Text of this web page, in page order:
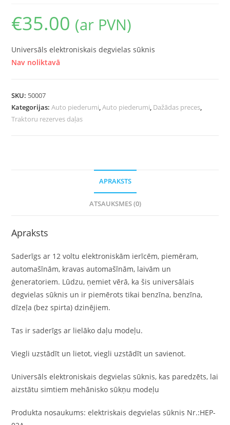
€35.00 (ar PVN)
Universāls elektroniskais degvielas sūknis
Nav noliktavā
SKU: 50007
Kategorijas:Auto piederumi,Auto piederumi, Dažādas preces,
Traktoru rezerves daļas
APRAKSTS
ATSAUKSMES (0)
Apraksts
Saderīgs ar 12 voltu elektroniskām ierīcēm, piemēram,
automašīnām, kravas automašīnām, laivām un
ģeneratoriem. Lūdzu, ņemiet vērā, ka šis universālais
degvielas sūknis un ir piemērots tikai benzīna, benzīna,
dīzeļa (bez spirta) dzinējiem.
Tas ir saderīgs ar lielāko daļu modeļu.
Viegli uzstādīt un lietot, viegli uzstādīt un savienot.
Universāls elektroniskais degvielas sūknis, kas paredzēts, lai
aizstātu simtiem mehānisko sūkņu modeļu
Produkta nosaukums: elektriskais degvielas sūknis Nr.:HEP-